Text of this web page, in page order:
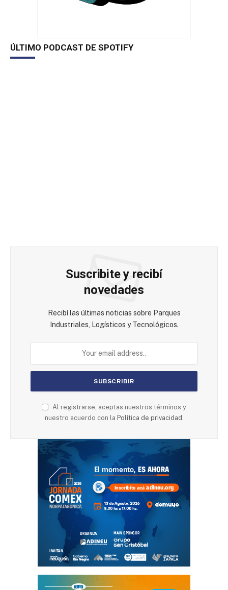
ÚLTIMO PODCAST DE SPOTIFY
Suscribite y recibí
novedades
Recibí las últimas noticias sobre Parques
Industriales, Logísticos y Tecnológicos.
Al registrarse, aceptas nuestros términos y
nuestro acuerdo con la Política de privacidad .